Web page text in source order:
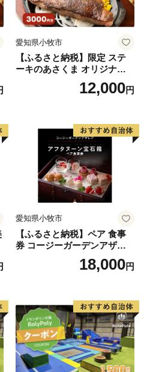
場合は、「自治体マイペー
します。
、「寄附金税額控除に係る
項を記入の上、提出してくだ
愛知県小牧市
【ふるさと納税】限定 ステ
ーキのあさくま オリジナル
お食事券 3000円 お好きなメ
ニュー 好きなだけ コーンス
県 小牧店 小牧市 チケット 送
12,000円
愛知県小牧市
【ふるさと納税】ペア 食事
券 コージーガーデンアザレ
ア アフタヌーン宝石箱 ホテ
ル特製 デザート 6種類 サン
ティー チケット 券 2名様分
お祝 誕生日 記念日 名鉄小牧
ホテル 愛知県 小牧市 送料無
料
18,000円